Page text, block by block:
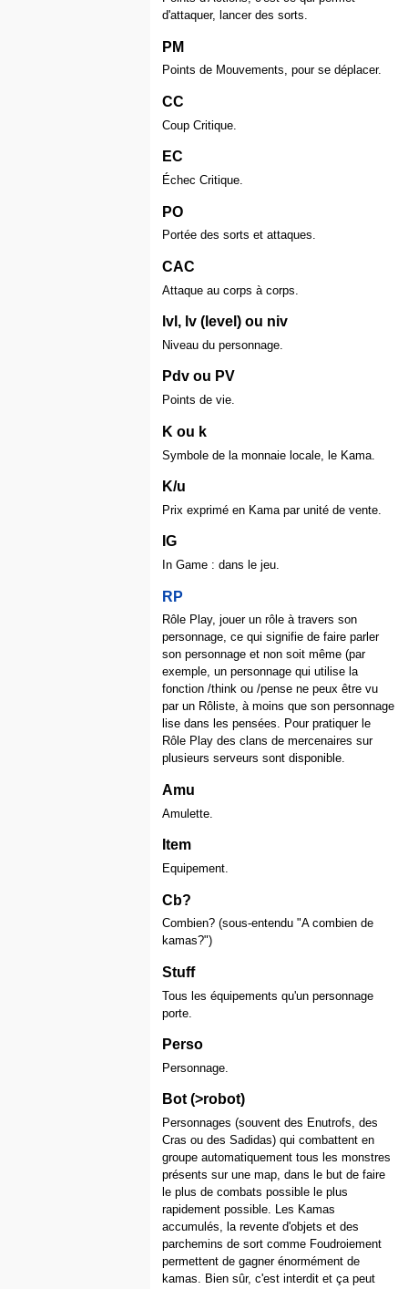
d'attaquer, lancer des sorts.
PM
Points de Mouvements, pour se déplacer.
CC
Coup Critique.
EC
Échec Critique.
PO
Portée des sorts et attaques.
CAC
Attaque au corps à corps.
lvl, lv (level) ou niv
Niveau du personnage.
Pdv ou PV
Points de vie.
K ou k
Symbole de la monnaie locale, le Kama.
K/u
Prix exprimé en Kama par unité de vente.
IG
In Game : dans le jeu.
RP
Rôle Play, jouer un rôle à travers son
personnage, ce qui signifie de faire parler
son personnage et non soit même (par
exemple, un personnage qui utilise la
fonction /think ou /pense ne peux être vu
par un Rôliste, à moins que son personnage
lise dans les pensées. Pour pratiquer le
Rôle Play des clans de mercenaires sur
plusieurs serveurs sont disponible.
Amu
Amulette.
Item
Equipement.
Cb?
Combien? (sous-entendu "A combien de
kamas?")
Stuff
Tous les équipements qu'un personnage
porte.
Perso
Personnage.
Bot (>robot)
Personnages (souvent des Enutrofs, des
Cras ou des Sadidas) qui combattent en
groupe automatiquement tous les monstres
présents sur une map, dans le but de faire
le plus de combats possible le plus
rapidement possible. Les Kamas
accumulés, la revente d'objets et des
parchemins de sort comme Foudroiement
permettent de gagner énormément de
kamas. Bien sûr, c'est interdit et ça peut